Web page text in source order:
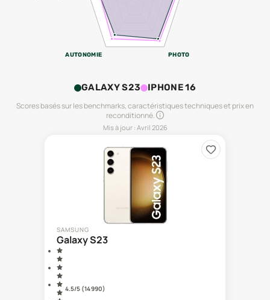
PHOTO
AUTONOMIE
GALAXY S23 IPHONE 16
Scores basés sur les benchmarks, caractéristiques techniques et prix en
reconditionné.
Mis à jour : Avril 2026
SAMSUNG
Galaxy S23
4.5/5 (14 990)